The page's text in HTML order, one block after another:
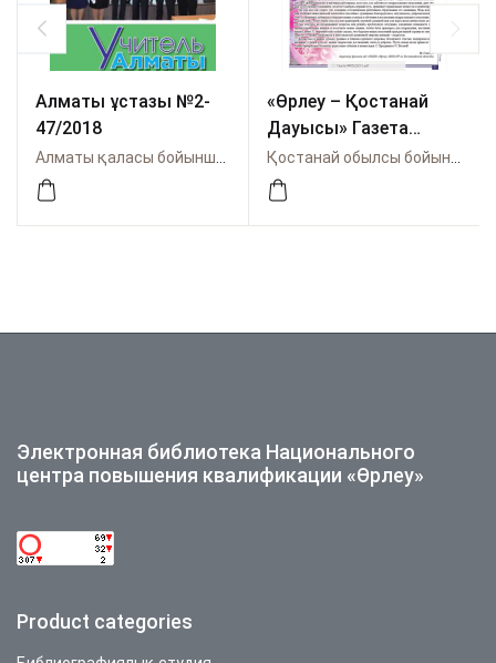
Алматы ұстазы №2-
47/2018
«Өрлеу – Қостанай
Дауысы» Газета
№5(166)-2021г.
Электронная библиотека Национального
центра повышения квалификации «Өрлеу»
Product categories